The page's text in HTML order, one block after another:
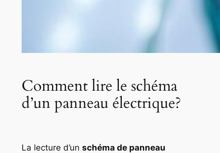
Comment lire le schéma
d’un panneau électrique?
La lecture d’un schéma de panneau